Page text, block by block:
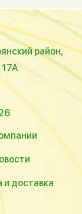
район,
17А
и доставка